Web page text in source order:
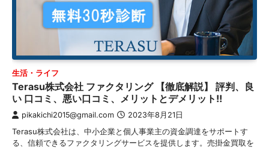
生活・ライフ
Terasu株式会社 ファクタリング 【徹底解説】 評判、良
い 口コミ、悪い口コミ、メリットとデメリット!!
pikakichi2015@gmail.com 2023年8月21日
Terasu株式会社は、中小企業と個人事業主の資金調達をサポートす
る、信頼できるファクタリングサービスを提供します。売掛金買取を